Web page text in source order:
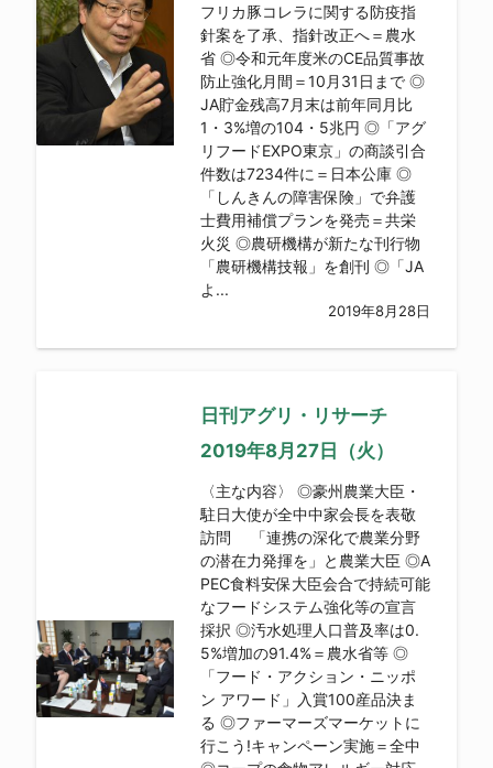
フリカ豚コレラに関する防疫指
針案を了承、指針改正へ＝農水
省 ◎令和元年度米のCE品質事故
防止強化月間＝10月31日まで ◎
JA貯金残高7月末は前年同月比
1・3%増の104・5兆円 ◎「アグ
リフードEXPO東京」の商談引合
件数は7234件に＝日本公庫 ◎
「しんきんの障害保険」で弁護
士費用補償プランを発売＝共栄
火災 ◎農研機構が新たな刊行物
「農研機構技報」を創刊 ◎「JA
よ...
2019年8月28日
日刊アグリ・リサーチ
2019年8月27日（火）
〈主な内容〉 ◎豪州農業大臣・
駐日大使が全中中家会長を表敬
訪問 「連携の深化で農業分野
の潜在力発揮を」と農業大臣 ◎A
PEC食料安保大臣会合で持続可能
なフードシステム強化等の宣言
採択 ◎汚水処理人口普及率は0.
5%増加の91.4%＝農水省等 ◎
「フード・アクション・ニッポ
ン アワード」入賞100産品決ま
る ◎ファーマーズマーケットに
行こう!キャンペーン実施＝全中